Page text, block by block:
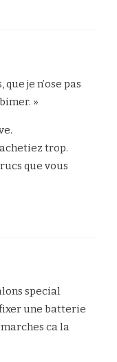
je n’ose pas
»
achetiez trop.
que vous
special
une batterie
ca la